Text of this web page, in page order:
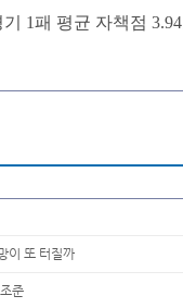
1패 평균 자책점
이 또 터질까
준